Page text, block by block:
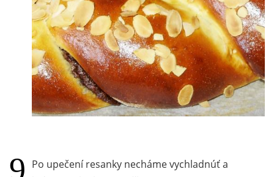
Po upečení resanky necháme vychladnúť a